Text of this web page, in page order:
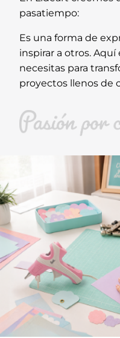
pasatiempo:
Es una forma de
inspirar a otros.
necesitas para
proyectos llenos de